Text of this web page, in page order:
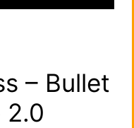
– Bullet
2.0